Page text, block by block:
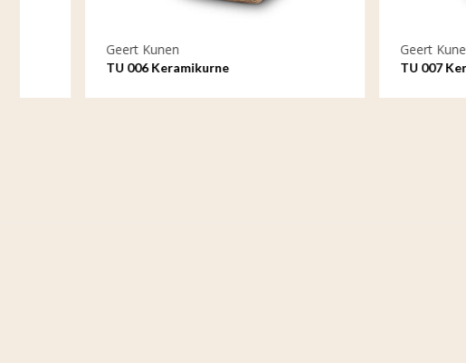
Geert Kunen
TU 006 Keramikurne
Geert Kunen
TU 007 Keramikurne